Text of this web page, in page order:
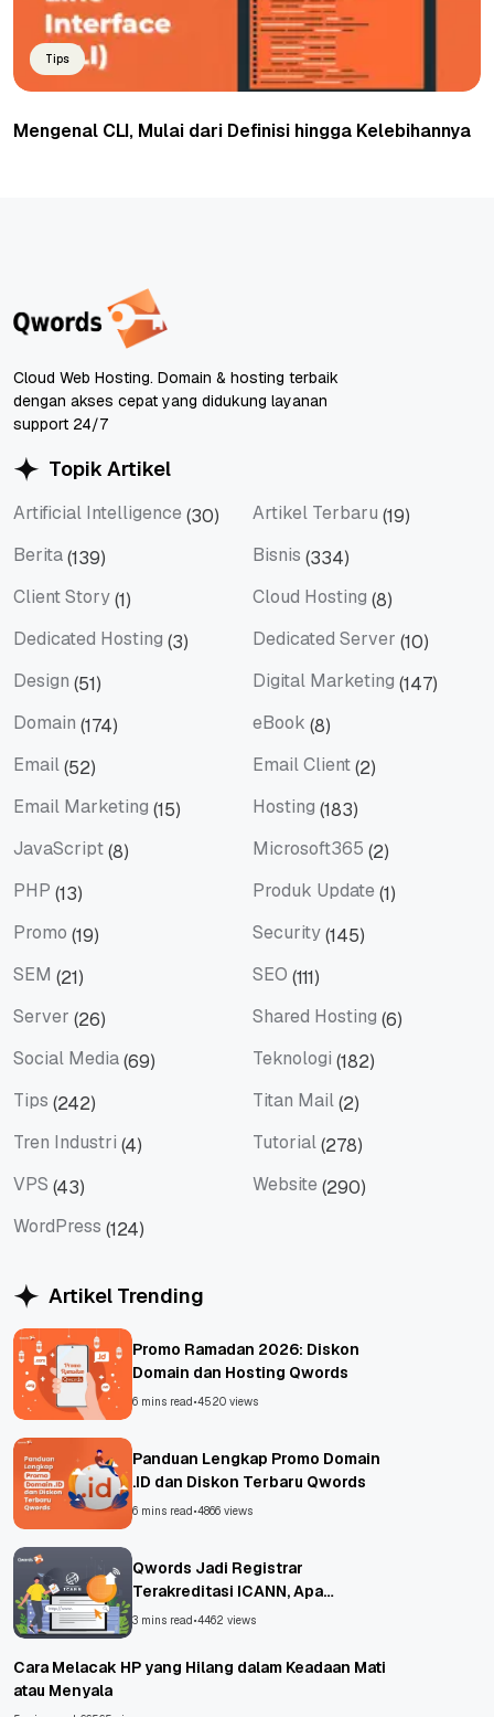
Tips
Mengenal CLI, Mulai dari Definisi hingga Kelebihannya
Cloud Web Hosting. Domain & hosting terbaik
dengan akses cepat yang didukung layanan
support 24/7
Topik Artikel
Artificial Intelligence (30) Artikel Terbaru (19)
Berita(139) Bisnis (334)
Client Story(1) Cloud Hosting (8)
Dedicated Hosting (3) Dedicated Server (10)
Design (51) Digital Marketing (147)
Domain (174) eBook (8)
Email(52) Email Client(2)
Email Marketing (15) Hosting (183)
JavaScript(8) Microsoft365 (2)
PHP (13) Produk Update (1)
Promo (19) Security(145)
SEM (21) SEO (111)
Server (26) Shared Hosting (6)
Social Media(69) Teknologi (182)
Tips (242) Titan Mail(2)
Tren Industri (4) Tutorial(278)
VPS (43) Website (290)
WordPress (124)
Artikel Trending
Promo Ramadan 2026: Diskon
Domain dan Hosting Qwords
6 mins read •4520 views
Panduan Lengkap Promo Domain
.ID dan Diskon Terbaru Qwords
6 mins read •4866 views
Qwords Jadi Registrar
Terakreditasi ICANN, Apa
Untungnya?
3 mins read •4462 views
Cara Melacak HP yang Hilang dalam Keadaan Mati
atau Menyala